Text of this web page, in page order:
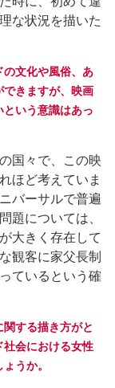
な状況を描いた
の文化や風俗、あ
できますが、映画
いう意識はあっ
国々で、この映
ほど考えていま
バーサルで普遍
題については、
大きく存在して
観客に家父長制
ているという確
する描き方がと
社会における女性
うか。